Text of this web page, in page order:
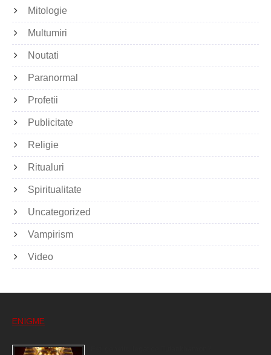
Mitologie
Multumiri
Noutati
Paranormal
Profetii
Publicitate
Religie
Ritualuri
Spiritualitate
Uncategorized
Vampirism
Video
ENIGME